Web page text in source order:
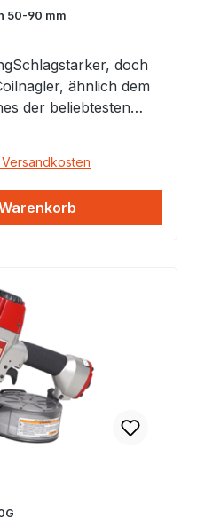
von 15°
Leichtgewichtig und
sind u?berzeugt
Geräte &
Sie sich beim Kauf
immer darauf
ihresgleichen
50-90 mm
doch
ähnlich dem
der beliebtesten